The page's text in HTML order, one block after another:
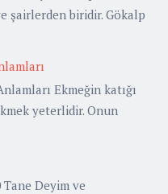
şairlerden biridir. Gökalp
Ekmeğin katığı
yeterlidir. Onun
Tane Deyim ve